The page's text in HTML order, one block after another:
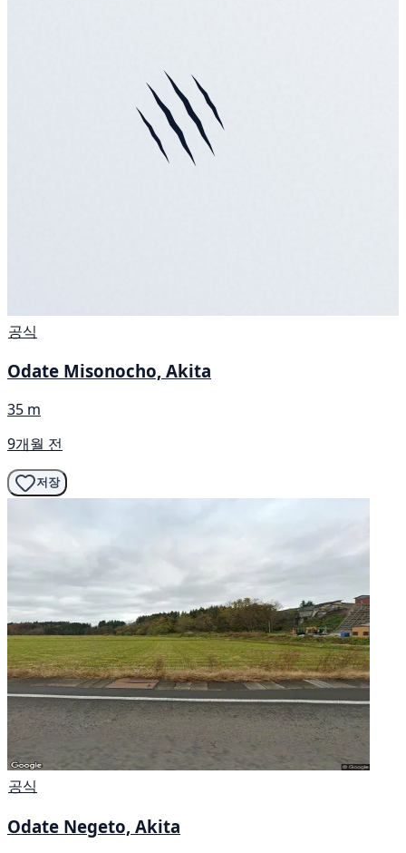
공식
Odate Misonocho, Akita
35 m
9개월 전
저장
공식
Odate Negeto, Akita